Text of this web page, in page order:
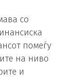
со
помеѓу
на ниво
и